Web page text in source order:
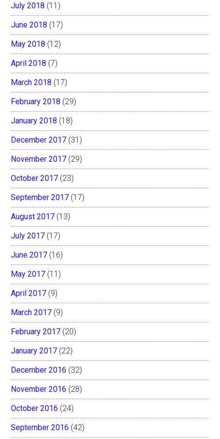
July 2018 (11)
June 2018 (17)
May 2018 (12)
April 2018 (7)
March 2018 (17)
February 2018 (29)
January 2018 (18)
December 2017 (31)
November 2017 (29)
October 2017 (23)
September 2017 (17)
August 2017 (13)
July 2017 (17)
June 2017 (16)
May 2017 (11)
April 2017 (9)
March 2017 (9)
February 2017 (20)
January 2017 (22)
December 2016 (32)
November 2016 (28)
October 2016 (24)
September 2016 (42)